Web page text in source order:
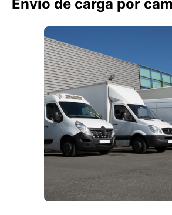
Envío de carga por